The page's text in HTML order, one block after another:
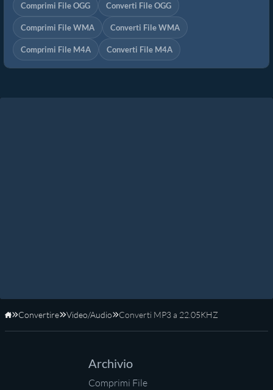
Comprimi File OGG Converti File OGG
Comprimi File WMA Converti File WMA
Comprimi File M4A Converti File M4A
Home
Convertire Video/Audio Converti MP3 a 22.05KHZ
Archivio
Comprimi File